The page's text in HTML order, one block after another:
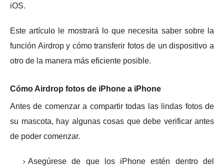
iOS.
Este artículo le mostrará lo que necesita saber sobre la
función Airdrop y cómo transferir fotos de un dispositivo a
otro de la manera más eficiente posible.
Cómo Airdrop fotos de iPhone a iPhone
Antes de comenzar a compartir todas las lindas fotos de
su mascota, hay algunas cosas que debe verificar antes
de poder comenzar.
Asegúrese de que los iPhone estén dentro del